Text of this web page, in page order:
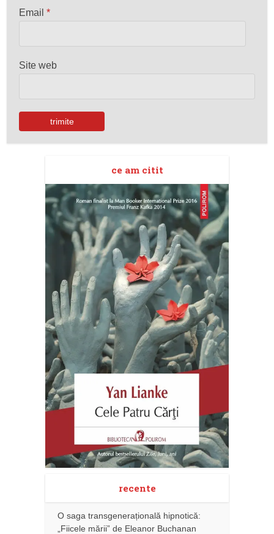
Email*
Site web
ce am citit
recente
O saga transgenerațională hipnotică:
„Fiicele mării” de Eleanor Buchanan